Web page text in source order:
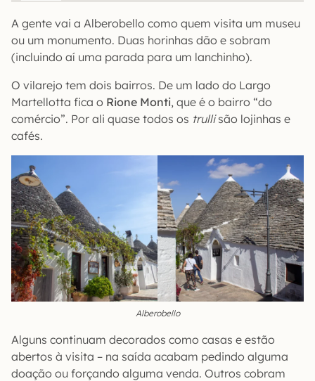
A gente vai a Alberobello como quem visita um museu
ou um monumento. Duas horinhas dão e sobram
(incluindo aí uma parada para um lanchinho).
O vilarejo tem dois bairros. De um lado do Largo
Martellotta fica o Rione Monti, que é o bairro “do
comércio”. Por ali quase todos os trullisão lojinhas e
cafés.
Alberobello
Alguns continuam decorados como casas e estão
abertos à visita – na saída acabam pedindo alguma
doação ou forçando alguma venda. Outros cobram